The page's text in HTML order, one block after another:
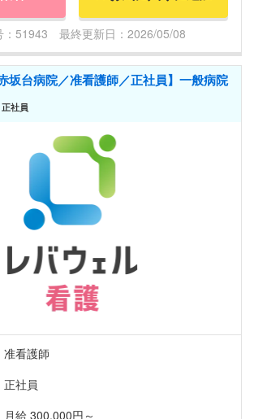
：51943 最終更新日：2026/05/08
坂台病院／准看護師／正社員】一般病院
社員
准看護師
正社員
月給 300,000円～